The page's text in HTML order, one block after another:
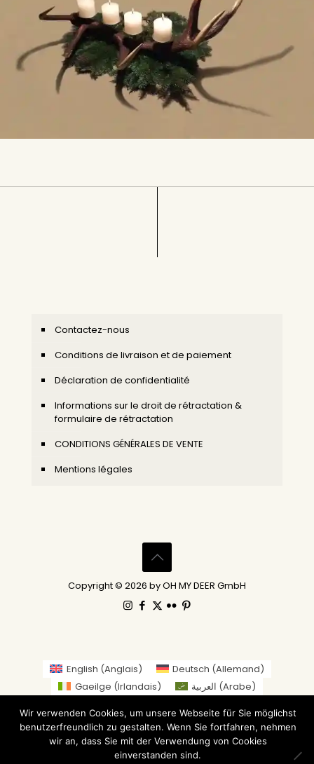
Contactez-nous
Conditions de livraison et de paiement
Déclaration de confidentialité
Informations sur le droit de rétractation &
formulaire de rétractation
CONDITIONS GÉNÉRALES DE VENTE
Mentions légales
Copyright © 2026 by OH MY DEER GmbH
English (Anglais) Deutsch (Allemand)
Gaeilge (Irlandais) العربية (Arabe)
Nederlands
Néerlandais) Suomi ( Finnois)
Français
Italiano(Italien) 日本語(Japonais
Norvégien Bokmål) )
Wir verwenden Cookies, um unsere Webseite für Sie möglichst
benutzerfreundlich zu gestalten. Wenn Sie fortfahren, nehmen
wir an, dass Sie mit der Verwendung von Cookies
einverstanden sind.